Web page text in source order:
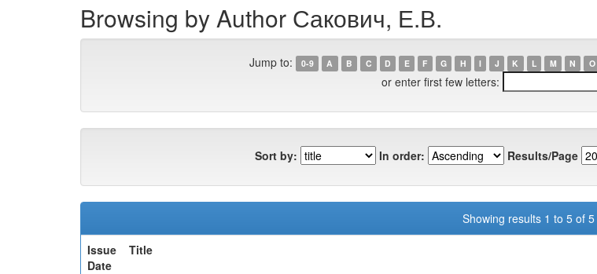
Browsing by Author Сакович, Е.В.
Jump to: 0-9 A B C D E F G H I J K L M N O
or enter first few letters:
Sort by: In order: Results/Page
Showing results 1 to 5 of 5
Issue
Date
Title